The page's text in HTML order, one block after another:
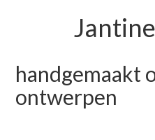
handgemaakt
ontwerpen